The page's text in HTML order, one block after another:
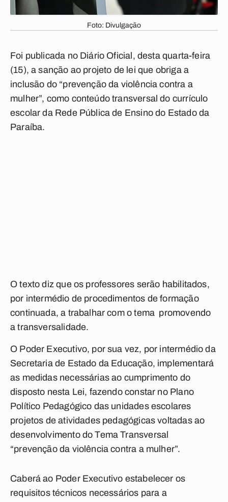
Foto: Divulgação
Foi publicada no Diário Oficial, desta quarta-feira
(15), a sanção ao projeto de lei que obriga a
inclusão do “prevenção da violência contra a
mulher”, como conteúdo transversal do currículo
escolar da Rede Pública de Ensino do Estado da
Paraíba.
O texto diz que os professores serão habilitados,
por intermédio de procedimentos de formação
continuada, a trabalhar com o tema promovendo
a transversalidade.
O Poder Executivo, por sua vez, por intermédio da
Secretaria de Estado da Educação, implementará
as medidas necessárias ao cumprimento do
disposto nesta Lei, fazendo constar no Plano
Político Pedagógico das unidades escolares
projetos de atividades pedagógicas voltadas ao
desenvolvimento do Tema Transversal
“prevenção da violência contra a mulher”.
Caberá ao Poder Executivo estabelecer os
requisitos técnicos necessários para a